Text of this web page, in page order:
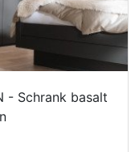
- Schrank basalt